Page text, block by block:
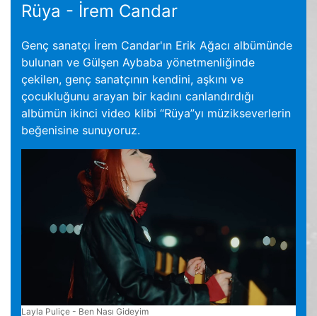
Rüya - İrem Candar
Genç sanatçı İrem Candar'ın Erik Ağacı albümünde
bulunan ve Gülşen Aybaba yönetmenliğinde
çekilen, genç sanatçının kendini, aşkını ve
çocukluğunu arayan bir kadını canlandırdığı
albümün ikinci video klibi “Rüya”yı müzikseverlerin
beğenisine sunuyoruz.
Layla Puliçe - Ben Nası Gideyim